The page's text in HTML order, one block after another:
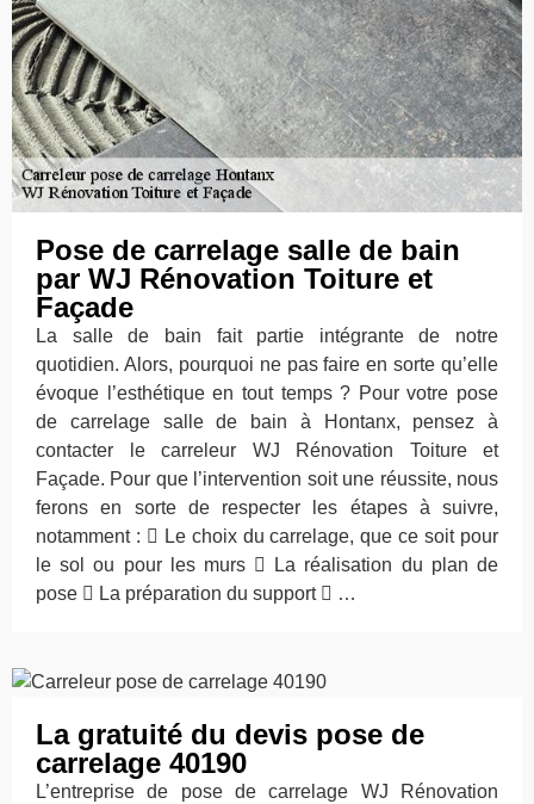
Pose de carrelage salle de bain
par WJ Rénovation Toiture et
Façade
La salle de bain fait partie intégrante de notre
quotidien. Alors, pourquoi ne pas faire en sorte qu’elle
évoque l’esthétique en tout temps ? Pour votre pose
de carrelage salle de bain à Hontanx, pensez à
contacter le carreleur WJ Rénovation Toiture et
Façade. Pour que l’intervention soit une réussite, nous
ferons en sorte de respecter les étapes à suivre,
notamment :  Le choix du carrelage, que ce soit pour
le sol ou pour les murs  La réalisation du plan de
pose  La préparation du support  …
La gratuité du devis pose de
carrelage 40190
L’entreprise de pose de carrelage WJ Rénovation